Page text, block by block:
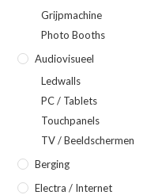
Grijpmachine
Photo Booths
Audiovisueel
Ledwalls
PC / Tablets
Touchpanels
TV / Beeldschermen
Berging
Electra / Internet